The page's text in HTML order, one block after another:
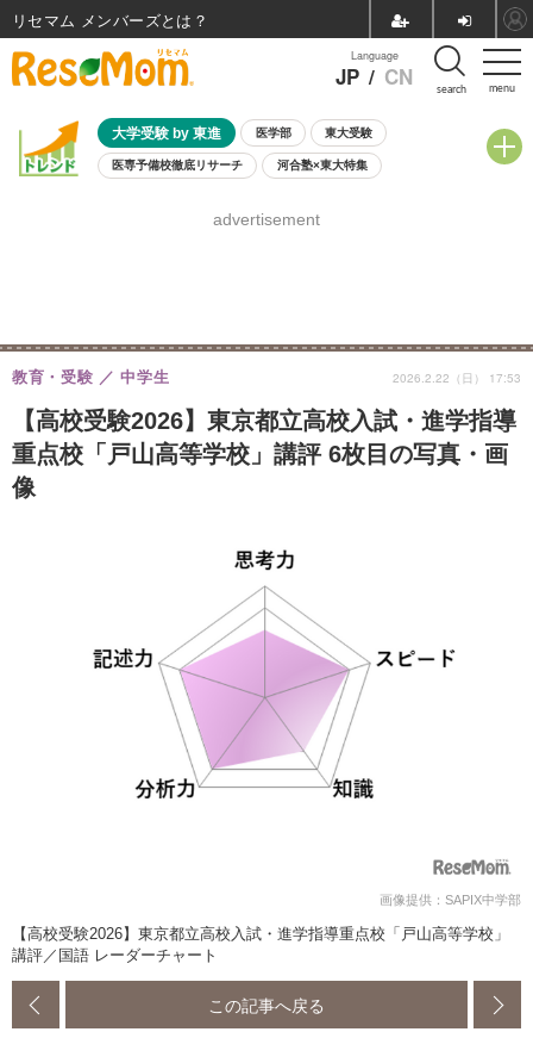
menu
Language
JP / CN search
大学受験 by 東進 医学部 東大受験
医専予備校徹底リサーチ 河合塾×東大特集
8月開催学校説明会・相談会
advertisement
【高校受験2026】東京都立高校入試・進学指導
重点校「戸山高等学校」講評 6枚目の写真・画
像
教育・受験 中学生 2026.2.22（日） 17:53
画像提供：SAPIX中学部
【高校受験2026】東京都立高校入試・進学指導重点校「戸山高等学校」
講評／国語 レーダーチャート
この記事へ戻る
リセマム メンバーズ